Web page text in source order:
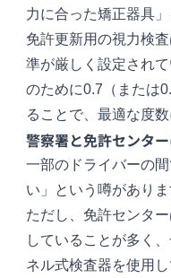
力に合った矯正器具
免許更新用の視力検
準が厳しく設定され
のために0.7（または
ることで、最適な度
警察署と免許センタ
一部のドライバーの
い」という噂があり
ただし、免許センタ
していることが多く
ネル式検査器を使用